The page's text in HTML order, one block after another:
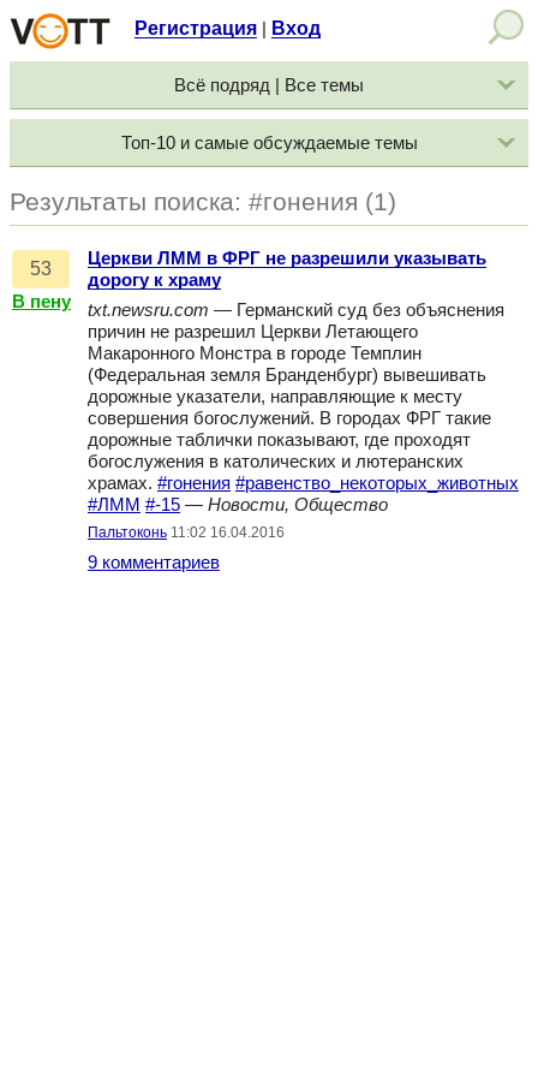
Регистрация Вход
Всё подряд | Все темы
Топ-10 и самые обсуждаемые темы
Результаты поиска: #гонения (1)
53
В пену
Церкви ЛММ в ФРГ не разрешили указывать
дорогу к храму
txt.newsru.com — Германский суд без объяснения
причин не разрешил Церкви Летающего
Макаронного Монстра в городе Темплин
(Федеральная земля Бранденбург) вывешивать
дорожные указатели, направляющие к месту
совершения богослужений. В городах ФРГ такие
дорожные таблички показывают, где проходят
богослужения в католических и лютеранских
храмах. #гонения #равенство_некоторых_животных
#ЛММ #-15 — Новости, Общество
Пальтоконь 11:02 16.04.2016
9 комментариев